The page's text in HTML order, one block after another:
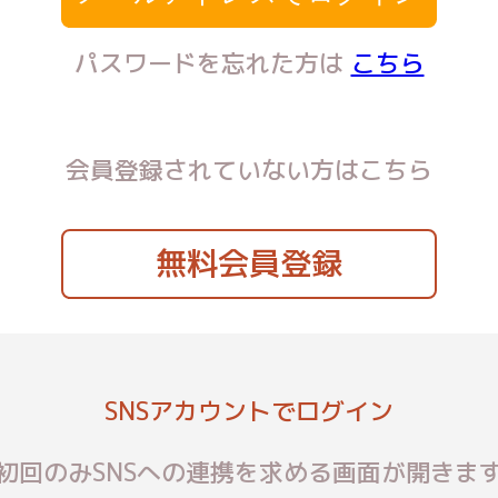
パスワードを忘れた方は こちら
会員登録されていない方はこちら
無料会員登録
SNSアカウントでログイン
回のみSNSへの連携を求める画面が開きま